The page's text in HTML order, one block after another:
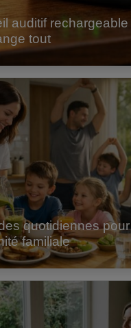
auditif
tout
quotidiennes
familiale